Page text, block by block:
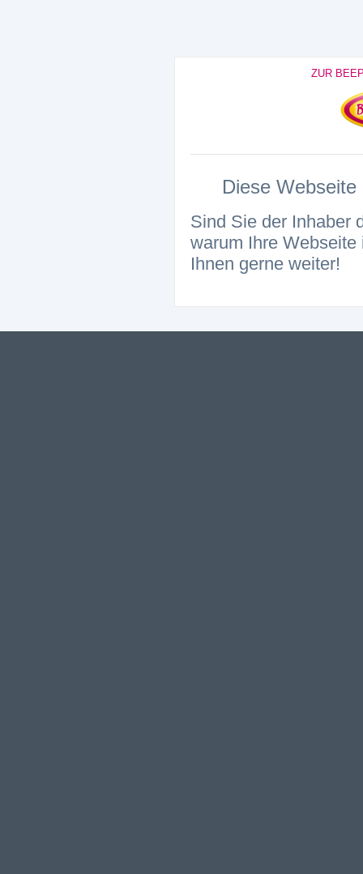
ZUR
Diese
Sind Sie der Inhaber
warum Ihre
Ihnen gerne weiter!